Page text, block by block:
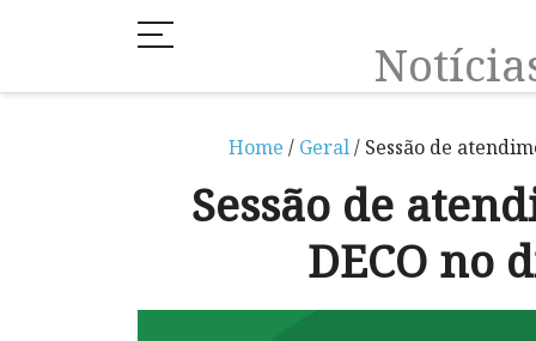
Home / Geral/ Sessão de
Sessão de
DECO no